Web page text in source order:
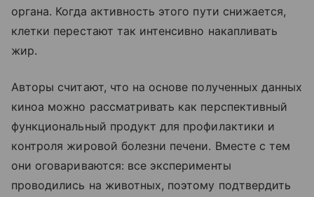
органа. Когда активность этого пути снижается,
клетки перестают так интенсивно накапливать
жир.
Авторы считают, что на основе полученных данных
киноа можно рассматривать как перспективный
функциональный продукт для профилактики и
контроля жировой болезни печени. Вместе с тем
они оговариваются: все эксперименты
проводились на животных, поэтому подтвердить